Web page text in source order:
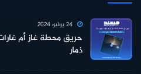
حريق محطة غاز أم
ذمار